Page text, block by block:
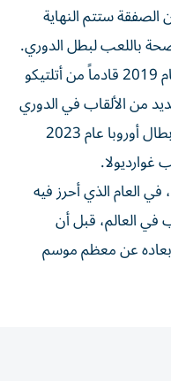
ستتم النهاية
باللعب لبطل الدوري.
وانضم رودري إلى مانشستر سيتي عام 2019 قادماً من أتلتيكو
من الألقاب في الدوري
الإنجليزي الممتاز، إضافة إلى دوري أبطال أوروبا عام 2023
كما توج مع بلاده بكأس أوروبا 2024، في العام الذي أحرز فيه
في العالم، قبل أن
عن معظم موسم